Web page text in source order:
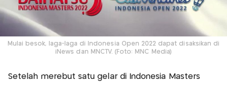
Mulai besok, laga-laga di Indonesia Open 2022 dapat disaksikan di
iNews dan MNCTV. (Foto: MNC Media)
Setelah merebut satu gelar di Indonesia Masters